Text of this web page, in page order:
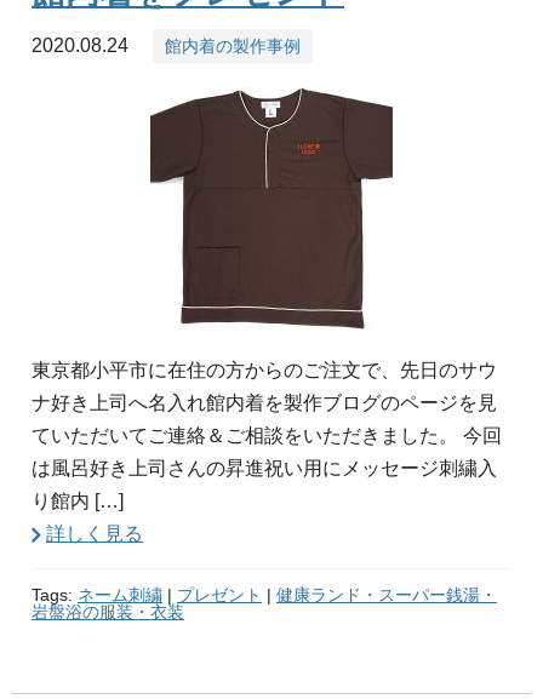
2020.08.24 館内着の製作事例
東京都小平市に在住の方からのご注文で、先日のサウ
ナ好き上司へ名入れ館内着を製作ブログのページを見
ていただいてご連絡＆ご相談をいただきました。 今回
は風呂好き上司さんの昇進祝い用にメッセージ刺繍入
り館内 […]
詳しく見る
Tags: ネーム刺繍 | プレゼント | 健康ランド・スーパー銭湯・
岩盤浴の服装・衣装